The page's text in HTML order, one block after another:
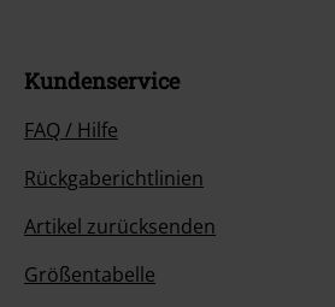
Kundenservice
FAQ / Hilfe
Rückgaberichtlinien
Artikel zurücksenden
Größentabelle